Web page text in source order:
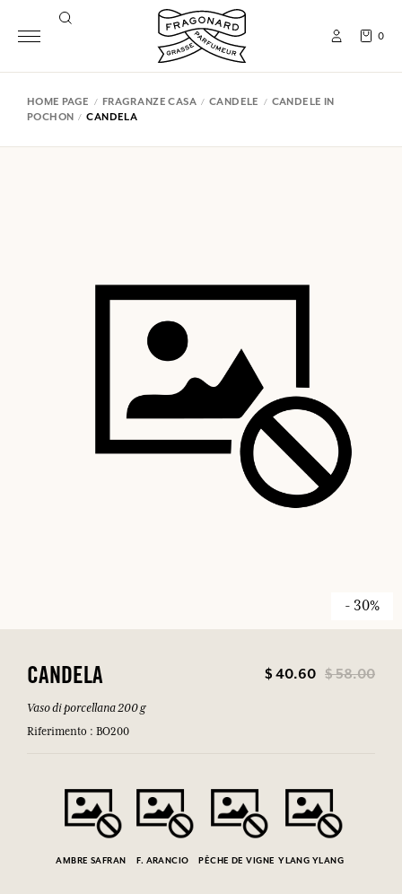
0
HOME PAGE FRAGRANZE CASA CANDELE
CANDELE IN
POCHON
CANDELA
- 30%
CANDELA $ 40.60 $ 58.00
Vaso di porcellana 200 g
Riferimento : BO200
AMBRE SAFRAN F. ARANCIO PÊCHE DE VIGNE YLANG YLANG